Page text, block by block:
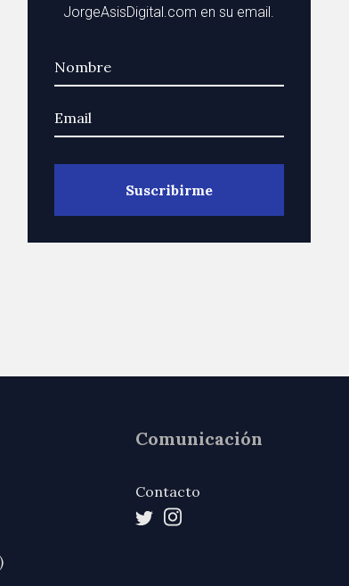
JorgeAsisDigital.com en su email.
Comunicación
Contacto